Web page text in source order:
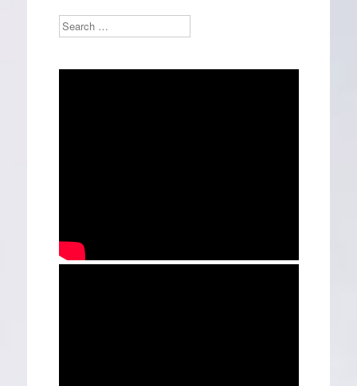
Search